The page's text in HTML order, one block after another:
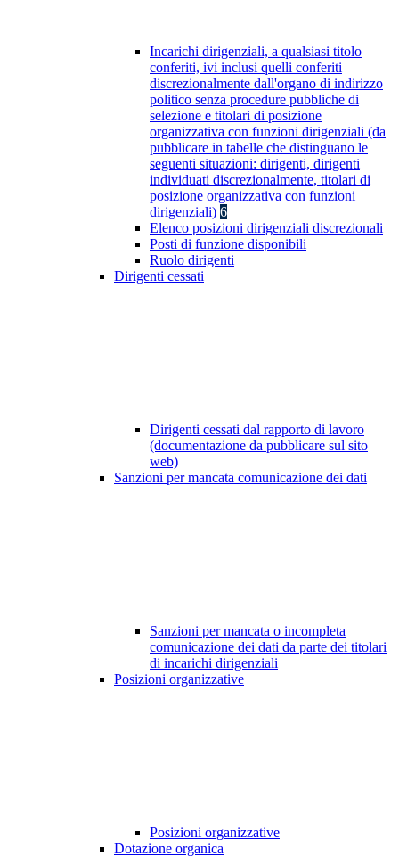
Incarichi dirigenziali, a qualsiasi titolo
conferiti, ivi inclusi quelli conferiti
discrezionalmente dall'organo di indirizzo
politico senza procedure pubbliche di
selezione e titolari di posizione
organizzativa con funzioni dirigenziali (da
pubblicare in tabelle che distinguano le
seguenti situazioni: dirigenti, dirigenti
individuati discrezionalmente, titolari di
posizione organizzativa con funzioni
dirigenziali) 6
Elenco posizioni dirigenziali discrezionali
Posti di funzione disponibili
Ruolo dirigenti
Dirigenti cessati
Dirigenti cessati dal rapporto di lavoro
(documentazione da pubblicare sul sito
web)
Sanzioni per mancata comunicazione dei dati
Sanzioni per mancata o incompleta
comunicazione dei dati da parte dei titolari
di incarichi dirigenziali
Posizioni organizzative
Posizioni organizzative
Dotazione organica